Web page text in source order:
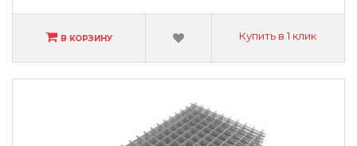
В КОРЗИНУ Купить в 1 клик